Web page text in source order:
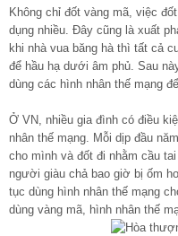
Không chỉ đốt vàng mã, việc
dụng nhiều. Đây cũng là xuất
khi nhà vua băng hà thì tất cả
để hầu hạ dưới âm phủ. Sau
dùng các hình nhân thế mạng
Ở VN, nhiều gia đình có điều
nhân thế mạng. Mỗi dịp đầu
cho mình và đốt đi nhằm cầu
người giàu chả bao giờ bị ốm
tục dùng hình nhân thế mạng
dùng vàng mã, hình nhân thế